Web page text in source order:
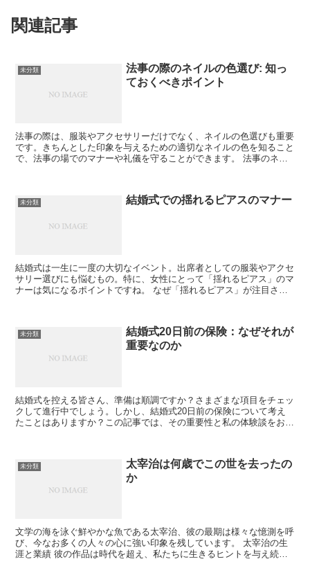
関連記事
未分類
法事の際のネイルの色選び: 知っ
ておくべきポイント
法事の際は、服装やアクセサリーだけでなく、ネイルの色選びも重要
です。きちんとした印象を与えるための適切なネイルの色を知ること
で、法事の場でのマナーや礼儀を守ることができます。 法事のネイ
未分類 結婚式での揺れるピアスのマナー
結婚式は一生に一度の大切なイベント。出席者としての服装やアクセ
サリー選びにも悩むもの。特に、女性にとって「揺れるピアス」のマ
ナーは気になるポイントですね。 なぜ「揺れるピアス」が注目され
未分類
結婚式20日前の保険：なぜそれが
重要なのか
結婚式を控える皆さん、準備は順調ですか？さまざまな項目をチェッ
クして進行中でしょう。しかし、結婚式20日前の保険について考え
たことはありますか？この記事では、その重要性と私の体験談をお伝
未分類
太宰治は何歳でこの世を去ったの
か
文学の海を泳ぐ鮮やかな魚である太宰治、彼の最期は様々な憶測を呼
び、今なお多くの人々の心に強い印象を残しています。 太宰治の生
涯と業績 彼の作品は時代を超え、私たちに生きるヒントを与え続け